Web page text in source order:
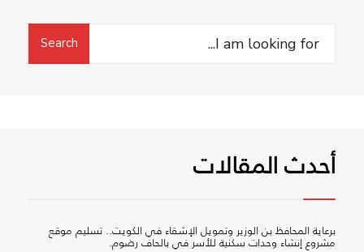
Search
Search
أحدث المقالات
برعاية المحافظ بن الوزير وتمويل الإشقاء في الكويت.. تسليم موقع
مشروع إنشاء وحدات سكنية للأسر في بالحاف رضوم.